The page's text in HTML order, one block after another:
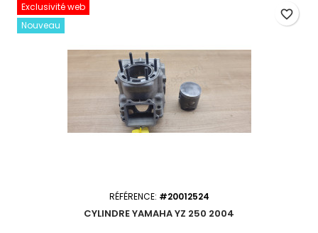
Exclusivité web
Nouveau
RÉFÉRENCE: #20012524
CYLINDRE YAMAHA YZ 250 2004
favorite_border